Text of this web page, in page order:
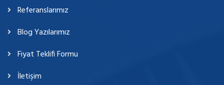
Referanslarımız
Blog Yazılarımız
Fiyat Teklifi Formu
İletişim